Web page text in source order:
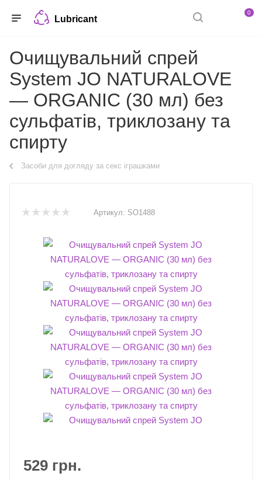
Lubricant
0
Очищувальний спрей
System JO NATURALOVE
— ORGANIC (30 мл) без
сульфатів, триклозану та
спирту
Засоби для догляду за секс іграшками
Артикул: SO1488
529 грн.